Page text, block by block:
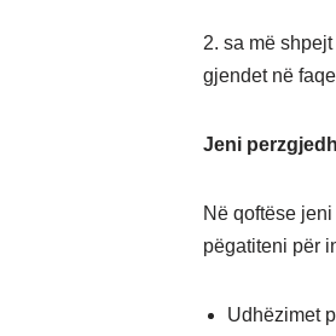
2. sa më
gjendet në
Jeni
Në qoftëse
pëgatiteni për
Udhëzimet